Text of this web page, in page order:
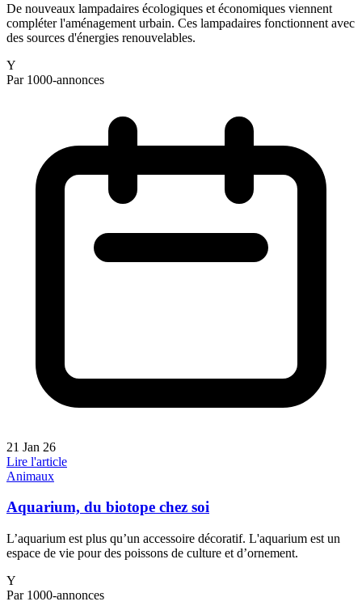
De nouveaux lampadaires écologiques et économiques viennent
compléter l'aménagement urbain. Ces lampadaires fonctionnent avec
des sources d'énergies renouvelables.
Y
Par 1000-annonces
21 Jan 26
Lire l'article
Animaux
Aquarium, du biotope chez soi
L’aquarium est plus qu’un accessoire décoratif. L'aquarium est un
espace de vie pour des poissons de culture et d’ornement.
Y
Par 1000-annonces